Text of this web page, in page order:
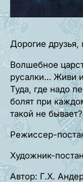
Дорогие
Волшебное
русалки… Живи
Туда, где надо
болят при
такой не
Режиссер-
Художник-
Автор: Г.Х.